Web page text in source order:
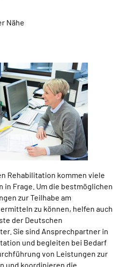
(DGS)
Kundenportal
Nähe
Rehabilitation kommen viele
Frage. Um die bestmöglichen
zur Teilhabe am
zu können, helfen auch
der Deutschen
Sie sind Ansprechpartner in
und begleiten bei Bedarf
von Leistungen zur
und koordinieren die